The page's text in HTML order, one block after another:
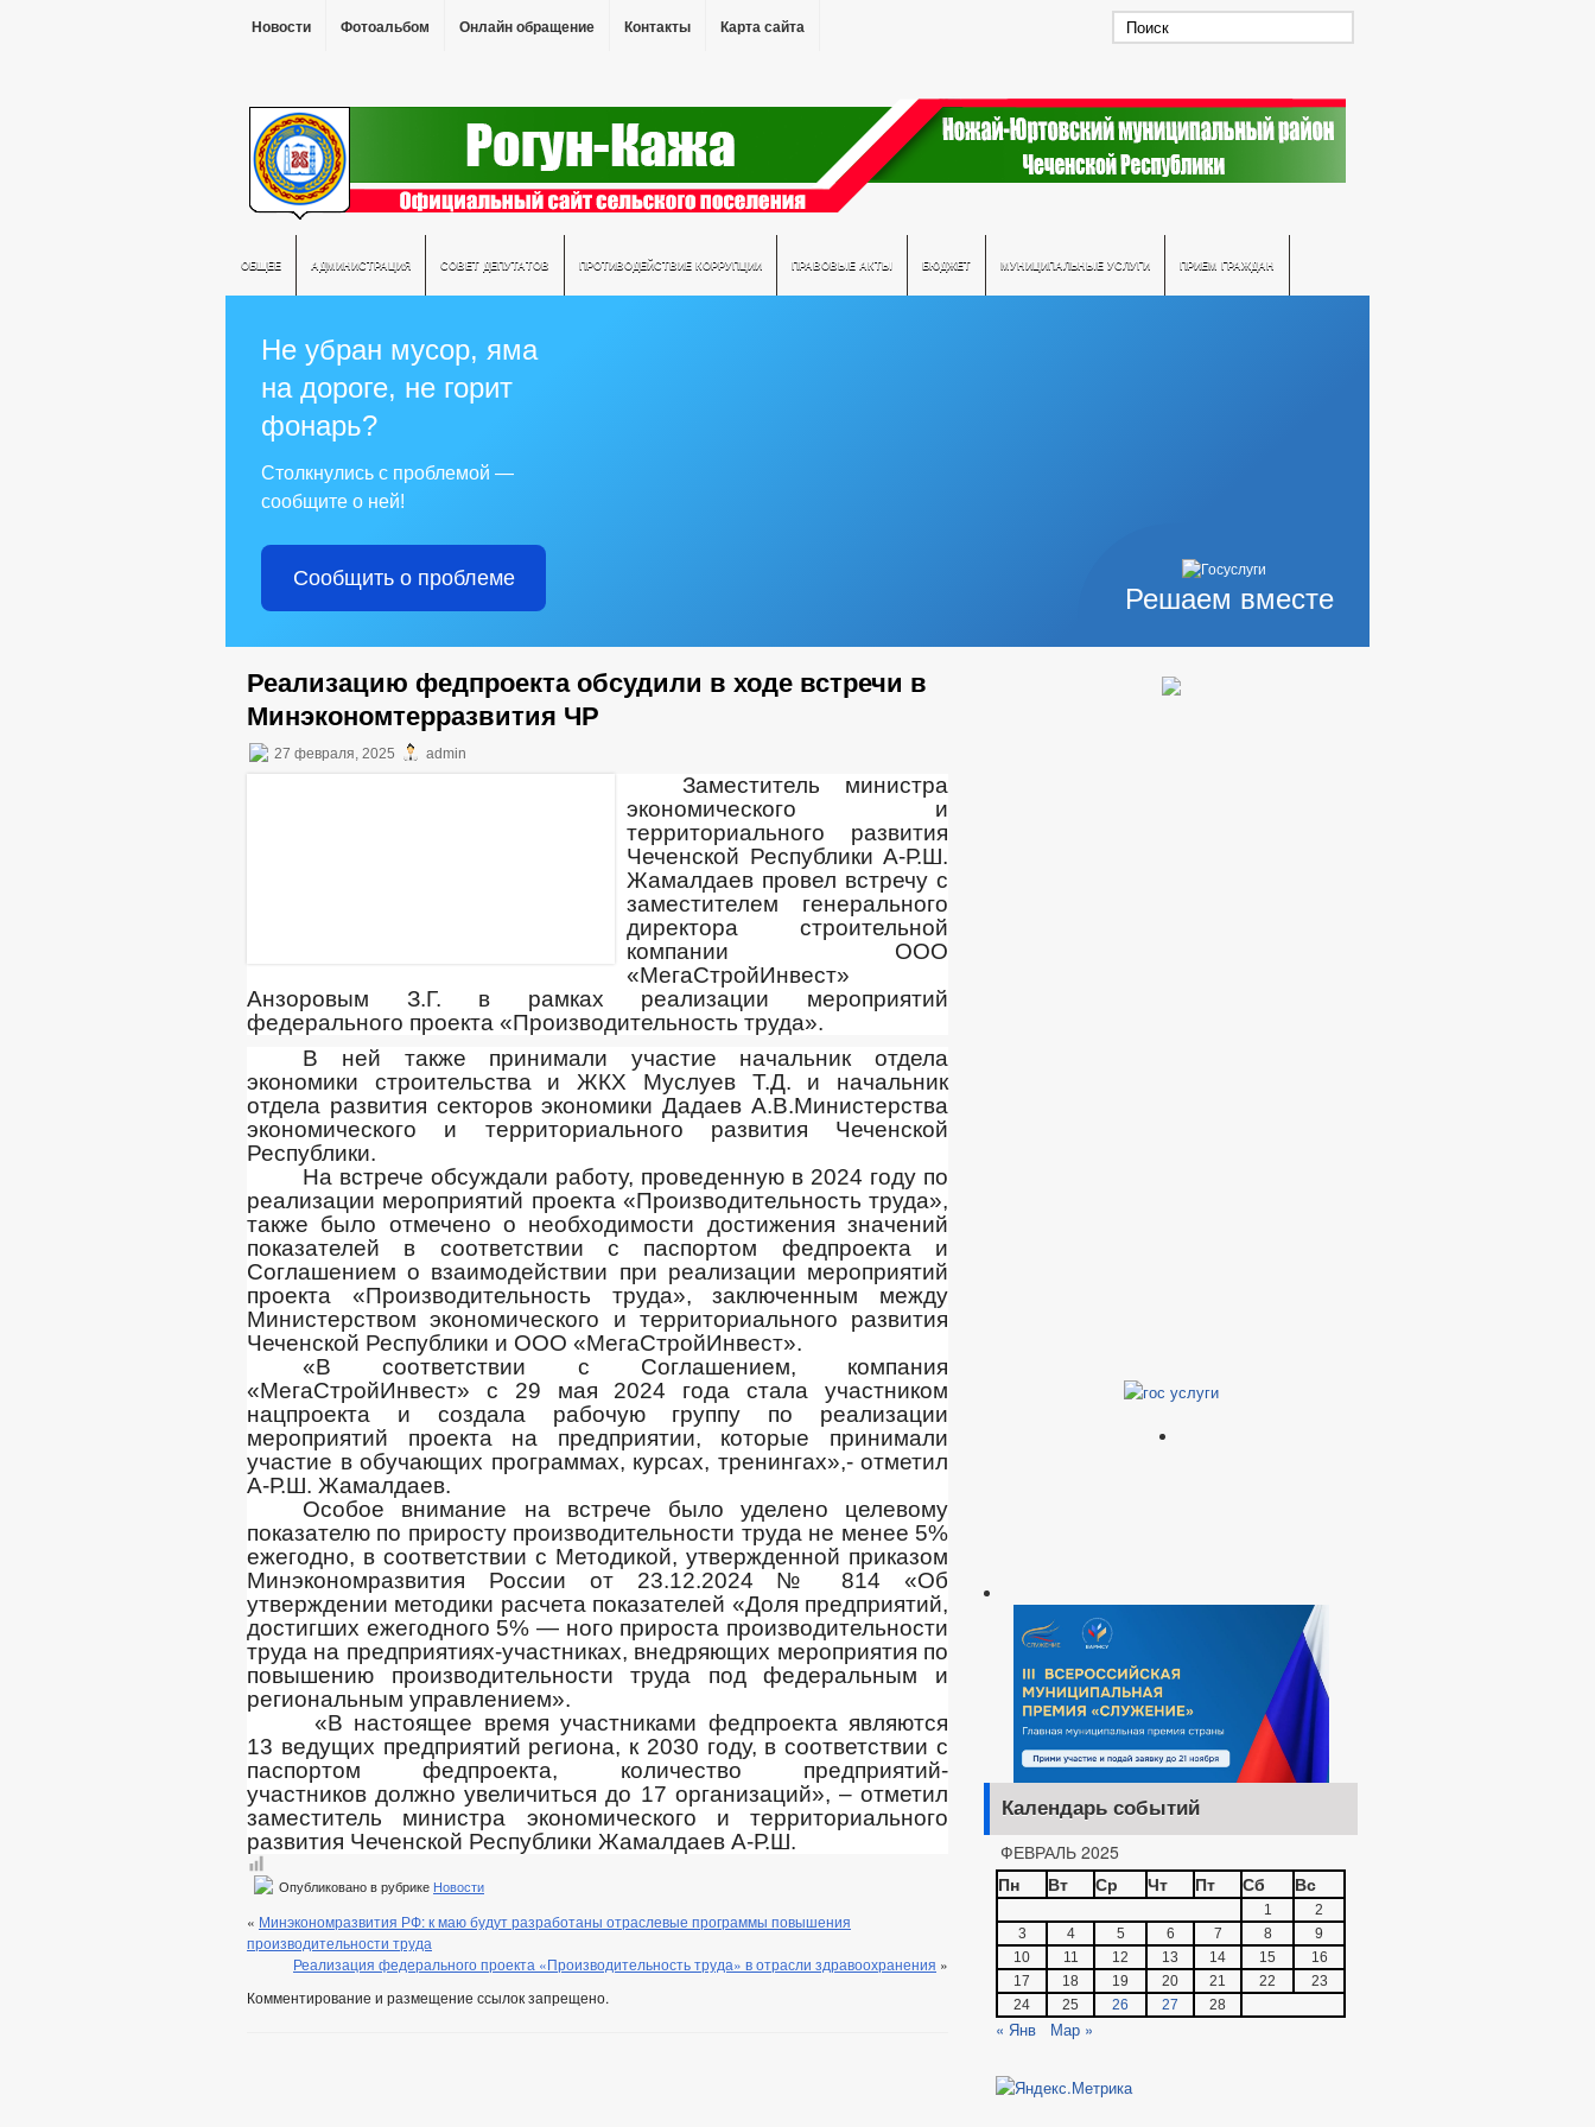
Новости Фотоальбом Онлайн обращение Контакты Карта сайта
ОБЩЕЕ АДМИНИСТРАЦИЯ СОВЕТ ДЕПУТАТОВ ПРОТИВОДЕЙСТВИЕ КОРРУПЦИИ ПРАВОВЫЕ АКТЫ БЮДЖЕТ МУНИЦИПАЛЬНЫЕ УСЛУГИ ПРИЕМ ГРАЖДАН
Решаем вместе
Не убран мусор, яма
на дороге, не горит
фонарь?
Столкнулись с проблемой —
сообщите о ней!
Сообщить о проблеме
Реализацию федпроекта обсудили в ходе встречи в
Минэкономтерразвития ЧР
27 февраля, 2025 admin
Заместитель министра
экономического и
территориального развития
Чеченской Республики А-Р.Ш.
Жамалдаев провел встречу с
заместителем генерального
директора строительной
компании ООО
«МегаСтройИнвест»
Анзоровым З.Г. в рамках реализации мероприятий
федерального проекта «Производительность труда».
В ней также принимали участие начальник отдела
экономики строительства и ЖКХ Муслуев Т.Д. и начальник
отдела развития секторов экономики Дадаев А.В.Министерства
экономического и территориального развития Чеченской
Республики.
На встрече обсуждали работу, проведенную в 2024 году по
реализации мероприятий проекта «Производительность труда»,
также было отмечено о необходимости достижения значений
показателей в соответствии с паспортом федпроекта и
Соглашением о взаимодействии при реализации мероприятий
проекта «Производительность труда», заключенным между
Министерством экономического и территориального развития
Чеченской Республики и ООО «МегаСтройИнвест».
«В соответствии с Соглашением, компания
«МегаСтройИнвест» с 29 мая 2024 года стала участником
нацпроекта и создала рабочую группу по реализации
мероприятий проекта на предприятии, которые принимали
участие в обучающих программах, курсах, тренингах»,- отметил
А-Р.Ш. Жамалдаев.
Особое внимание на встрече было уделено целевому
показателю по приросту производительности труда не менее 5%
ежегодно, в соответствии с Методикой, утвержденной приказом
Минэкономразвития России от 23.12.2024 № 814 «Об
утверждении методики расчета показателей «Доля предприятий,
достигших ежегодного 5% — ного прироста производительности
труда на предприятиях-участниках, внедряющих мероприятия по
повышению производительности труда под федеральным и
региональным управлением».
«В настоящее время участниками федпроекта являются
13 ведущих предприятий региона, к 2030 году, в соответствии с
паспортом федпроекта, количество предприятий-
участников должно увеличиться до 17 организаций», – отметил
заместитель министра экономического и территориального
развития Чеченской Республики Жамалдаев А-Р.Ш.
Опубликовано в рубрике Новости
« Минэкономразвития РФ: к маю будут разработаны отраслевые программы повышения
производительности труда
Реализация федерального проекта «Производительность труда» в отрасли здравоохранения »
Комментирование и размещение ссылок запрещено.
Календарь событий
ФЕВРАЛЬ 2025
Пн
Вт Ср Чт Пт Сб Вс
1
2
3
4 5 6 7 8
9
10
11 12 13 14 15
16
17
18 19 20 21 22
23
24
25 26 27 28
« Янв Мар »